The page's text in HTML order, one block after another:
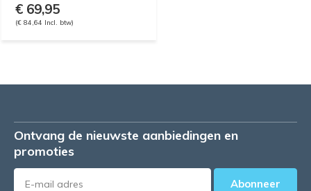
€ 69,95
(€ 84,64 Incl. btw)
Ontvang de nieuwste aanbiedingen en
promoties
Abonneer